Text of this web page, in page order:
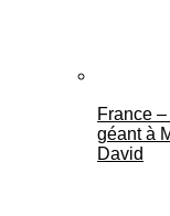
France
géant à
David